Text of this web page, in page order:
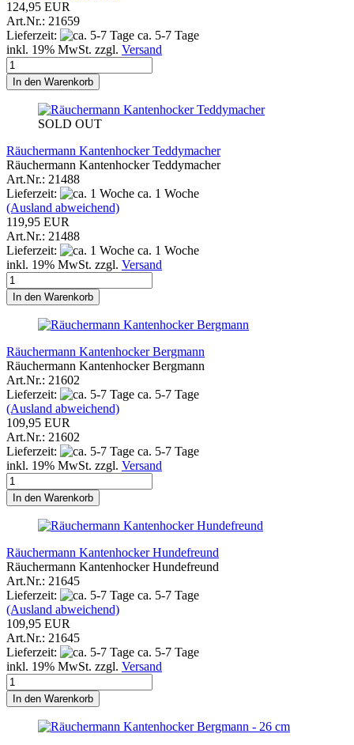
124,95 EUR
Art.Nr.: 21659
Lieferzeit:
ca. 5-7 Tage
inkl. 19% MwSt. zzgl. Versand
In den Warenkorb
SOLD OUT
Räuchermann Kantenhocker Teddymacher
Räuchermann Kantenhocker Teddymacher
Art.Nr.: 21488
Lieferzeit:
ca. 1 Woche
(Ausland abweichend)
119,95 EUR
Art.Nr.: 21488
Lieferzeit:
ca. 1 Woche
inkl. 19% MwSt. zzgl. Versand
In den Warenkorb
Räuchermann Kantenhocker Bergmann
Räuchermann Kantenhocker Bergmann
Art.Nr.: 21602
Lieferzeit:
ca. 5-7 Tage
(Ausland abweichend)
109,95 EUR
Art.Nr.: 21602
Lieferzeit:
ca. 5-7 Tage
inkl. 19% MwSt. zzgl. Versand
In den Warenkorb
Räuchermann Kantenhocker Hundefreund
Räuchermann Kantenhocker Hundefreund
Art.Nr.: 21645
Lieferzeit:
ca. 5-7 Tage
(Ausland abweichend)
109,95 EUR
Art.Nr.: 21645
Lieferzeit:
ca. 5-7 Tage
inkl. 19% MwSt. zzgl. Versand
In den Warenkorb